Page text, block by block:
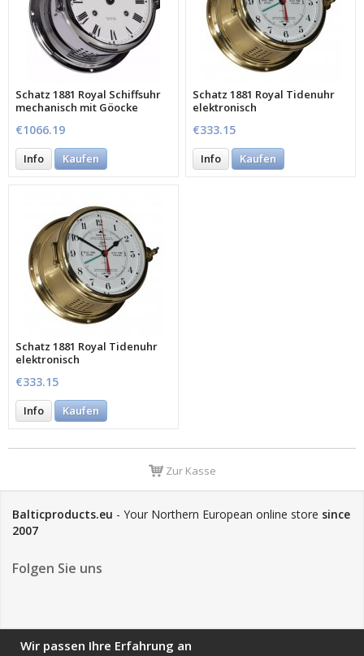
Schatz 1881 Royal Schiffsuhr
mechanisch mit Göocke
€1066.19
Info Kaufen
Schatz 1881 Royal Tidenuhr
elektronisch
€333.15
Info Kaufen
Schatz 1881 Royal Tidenuhr
elektronisch
€333.15
Info Kaufen
Zur Kasse
Balticproducts.eu - Your Northern European online store since
2007
Folgen Sie uns
NEWSLETTER
Wir passen Ihre Erfahrung an